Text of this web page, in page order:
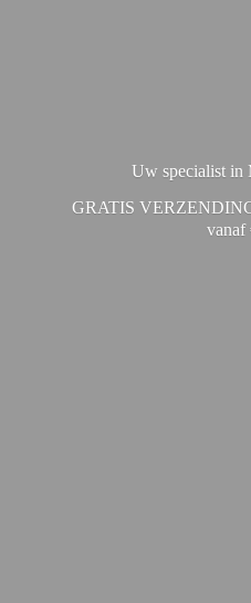
Uw specialist in
GRATIS
vanaf